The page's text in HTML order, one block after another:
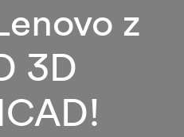
z
3D